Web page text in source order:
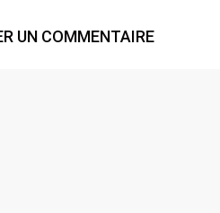
UN COMMENTAIRE